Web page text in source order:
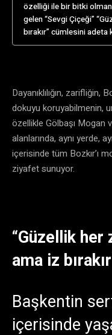
özelliği ile bir bitki
gelen “Sevgi Çiçeği”
bırakır” cümlesini adeta
Dayanıklılığın, zarifliğin,
dokuyu koruyabilmenin,
özellikle Gölbaşı Mogan
alanlarında, aynı yerde,
içerisinde tüm Bozkır’ı
ziyafet sunuyor.
“Güzellik her
ama iz
Başkentin
içerisinde